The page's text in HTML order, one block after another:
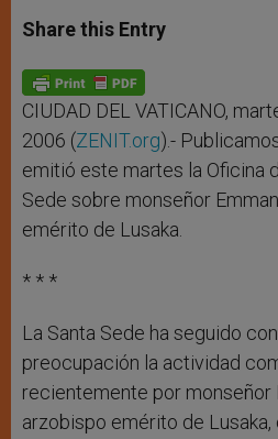
t
s
p
p
s
e
g
e
r
e
b
o
k
Share this Entry
CIUDAD DEL VATICANO,
2006 (ZENIT.org).-
emitió este martes la Oficina
Sede sobre monseñor
emérito de Lusaka.
* * *
La Santa Sede ha seguido
preocupación la actividad
recientemente por monseñor
arzobispo emérito de Lusaka,